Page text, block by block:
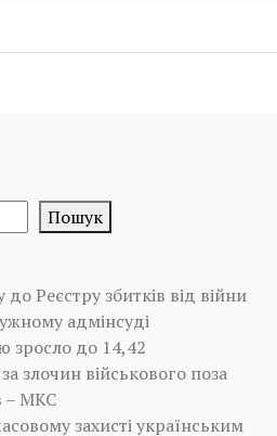
Пошук
до Реєстру збитків від війни
адмінсуді
зросло до 14,42
злочин військового поза
– МКС
захисті українським